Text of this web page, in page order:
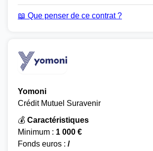
📖 Que penser de ce contrat ?
Yomoni
Crédit Mutuel Suravenir
💰 Caractéristiques
Minimum : 1 000 €
Fonds euros : /